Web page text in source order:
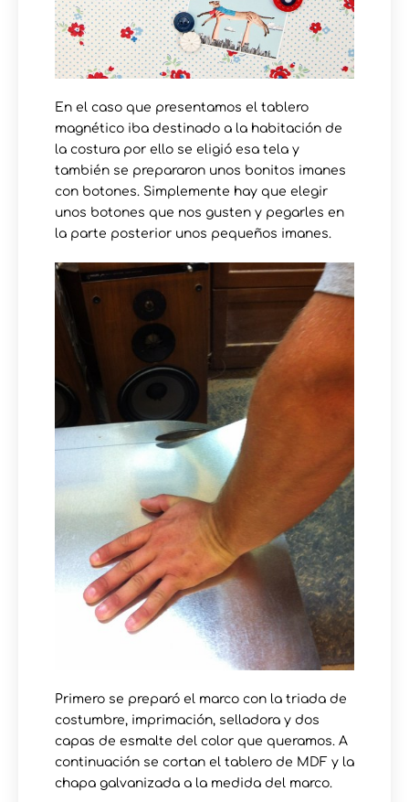
En el caso que presentamos el tablero
magnético iba destinado a la habitación de
la costura por ello se eligió esa tela y
también se prepararon unos bonitos imanes
con botones. Simplemente hay que elegir
unos botones que nos gusten y pegarles en
la parte posterior unos pequeños imanes.
Primero se preparó el marco con la triada de
costumbre, imprimación, selladora y dos
capas de esmalte del color que queramos. A
continuación se cortan el tablero de MDF y la
chapa galvanizada a la medida del marco.